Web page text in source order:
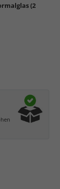
, wodurch es im
Kunst- oder
(2